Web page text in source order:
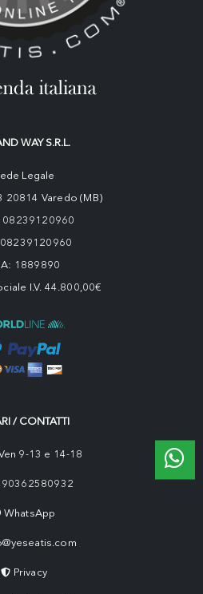
WAY S.R.L.
Legale
20814 Varedo (MB)
08239120960
08239120960
1889890
I.V. 44.800,00€
/ CONTATTI
9-13 e 14-18
WhatsApp
Privacy